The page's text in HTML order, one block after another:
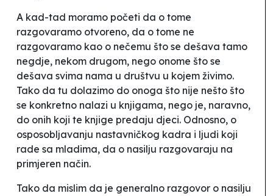
A kad-tad moramo početi da o tome
razgovaramo otvoreno, da o tome ne
razgovaramo kao o nečemu što se dešava tamo
negdje, nekom drugom, nego onome što se
dešava svima nama u društvu u kojem živimo.
Tako da tu dolazimo do onoga što nije nešto što
se konkretno nalazi u knjigama, nego je, naravno,
do onih koji te knjige predaju djeci. Odnosno, o
osposobljavanju nastavničkog kadra i ljudi koji
rade sa mladima, da o nasilju razgovaraju na
primjeren način.
Tako da mislim da je generalno razgovor o nasilju